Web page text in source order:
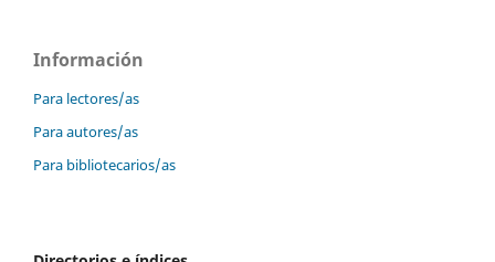
Información
Para lectores/as
Para autores/as
Para bibliotecarios/as